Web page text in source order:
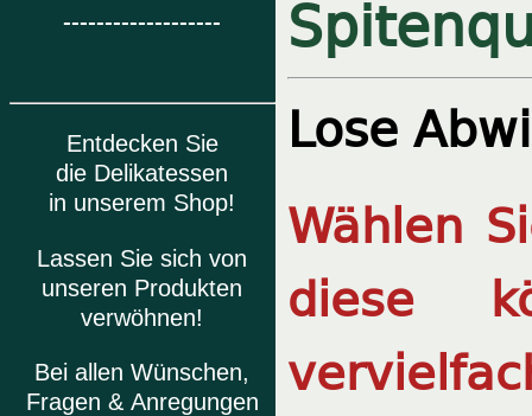
-------------------
Entdecken Sie
die Delikatessen
in unserem Shop!
Lassen Sie sich von
unseren Produkten
verwöhnen!
Bei allen Wünschen,
Fragen & Anregungen
Lose
Wählen
diese